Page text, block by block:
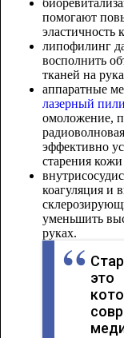
помогают
эластичность
липофилинг
восполнить
тканей на
аппаратные
лазерный
омоложение,
эффективно
старения
коагуляция и
уменьшить
руках.